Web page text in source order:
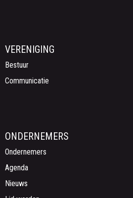
VERENIGING
Bestuur
Communicatie
ONDERNEMERS
Ondernemers
Agenda
Nieuws